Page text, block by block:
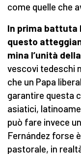
come quelle che
In prima battuta
questo
mina l’unità
vescovi tedeschi
che un Papa
garantire questa
asiatici,
può fare invece
Fernández forse
pastorale, in